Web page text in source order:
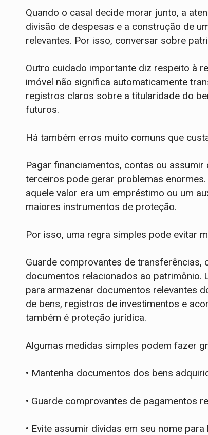
Quando o casal decide morar junto, a
divisão de despesas e a construção de
relevantes. Por isso, conversar sobre
Outro cuidado importante diz respeito à
imóvel não significa automaticamente
registros claros sobre a titularidade do
futuros.
Há também erros muito comuns que
Pagar financiamentos, contas ou
terceiros pode gerar problemas
aquele valor era um empréstimo ou um
maiores instrumentos de proteção.
Por isso, uma regra simples pode evitar
Guarde comprovantes de
documentos relacionados ao patrimônio.
para armazenar documentos relevantes
de bens, registros de investimentos e
também é proteção jurídica.
Algumas medidas simples podem fazer
• Mantenha documentos dos bens
• Guarde comprovantes de pagamentos
• Evite assumir dívidas em seu nome